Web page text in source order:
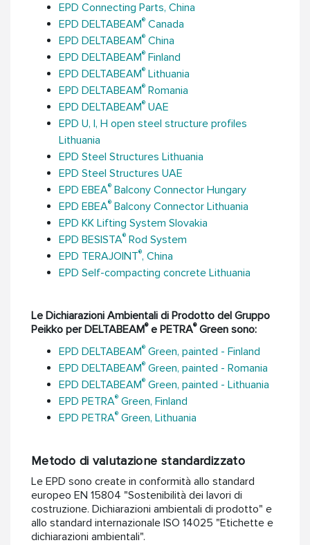
EPD Connecting Parts, China
EPD DELTABEAM® Canada
EPD DELTABEAM® China
EPD DELTABEAM® Finland
EPD DELTABEAM® Lithuania
EPD DELTABEAM® Romania
EPD DELTABEAM® UAE
EPD U, I, H open steel structure profiles
Lithuania
EPD Steel Structures Lithuania
EPD Steel Structures UAE
EPD EBEA® Balcony Connector Hungary
EPD EBEA® Balcony Connector Lithuania
EPD KK Lifting System Slovakia
EPD BESISTA® Rod System
EPD TERAJOINT®, China
EPD Self-compacting concrete Lithuania
Le Dichiarazioni Ambientali di Prodotto del Gruppo
Peikko per DELTABEAM®e PETRA®Green sono:
EPD DELTABEAM® Green, painted - Finland
EPD DELTABEAM® Green, painted - Romania
EPD DELTABEAM® Green, painted - Lithuania
EPD PETRA® Green, Finland
EPD PETRA® Green, Lithuania
Metodo di valutazione standardizzato
Le EPD sono create in conformità allo standard
europeo EN 15804 "Sostenibilità dei lavori di
costruzione. Dichiarazioni ambientali di prodotto" e
allo standard internazionale ISO 14025 "Etichette e
dichiarazioni ambientali".